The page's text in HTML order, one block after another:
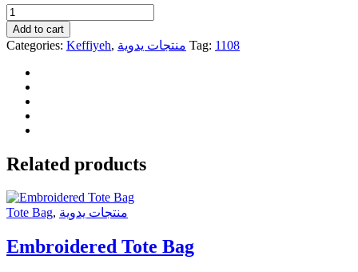
Embroidered
Keffiyeh
quantity
Add to cart
Categories: Keffiyeh, منتجات يدوية Tag: 1108
Related products
Tote Bag, منتجات يدوية
Embroidered Tote Bag